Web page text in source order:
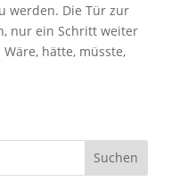
werden. Die Tür zur
nur ein Schritt weiter
hätte, müsste,
Suchen